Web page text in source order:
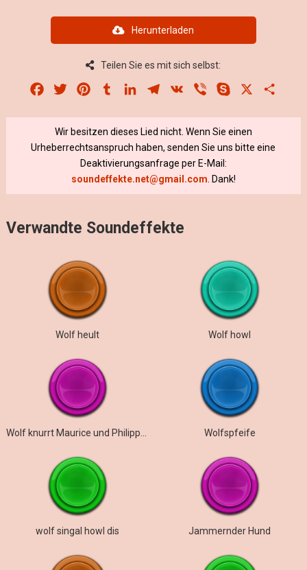
Herunterladen
Teilen Sie es mit sich selbst:
Facebook
Twitter PinterestTumblrLinkedInTelegram
VK Viber Skype
Wir besitzen dieses Lied nicht. Wenn Sie einen
Urheberrechtsanspruch haben, senden Sie uns bitte eine
Deaktivierungsanfrage per E-Mail:
soundeffekte.net@gmail.com . Dank!
Verwandte Soundeffekte
Wolf heult Wolf howl
Wolfspfeife
wolf singal howl dis Jammernder Hund